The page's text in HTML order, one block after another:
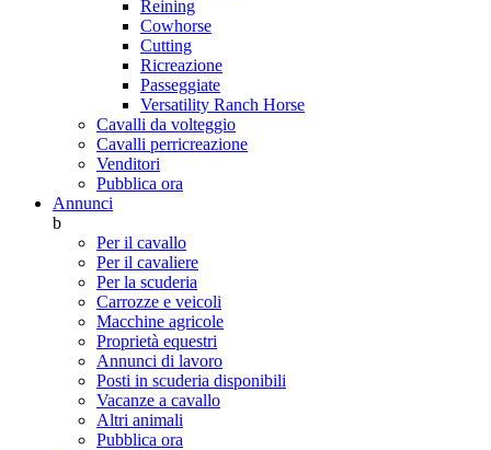
Reining
Cowhorse
Cutting
Ricreazione
Passeggiate
Versatility Ranch Horse
Cavalli da volteggio
Cavalli perricreazione
Venditori
Pubblica ora
Annunci
b
Per il cavallo
Per il cavaliere
Per la scuderia
Carrozze e veicoli
Macchine agricole
Proprietà equestri
Annunci di lavoro
Posti in scuderia disponibili
Vacanze a cavallo
Altri animali
Pubblica ora